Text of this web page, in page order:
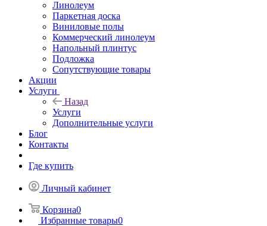
Линолеум
Паркетная доска
Виниловые полы
Коммерческий линолеум
Напольный плинтус
Подложка
Сопутствующие товары
Акции
Услуги
Назад
Услуги
Дополнительные услуги
Блог
Контакты
Где купить
Личный кабинет
Корзина0
Избранные товары0